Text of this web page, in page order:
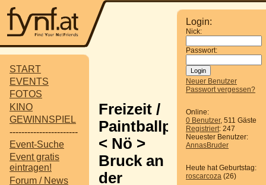
START
EVENTS
FOTOS
KINO
GEWINNSPIEL
-----------------------
Event-Suche
Event gratis
eintragen!
Forum / News
Login:
Nick:
Passwort:
Neuer Benutzer
Passwort vergessen?
Online:
0 Benutzer, 511 Gäste
Registriert: 247
Neuester Benutzer:
AnnasBruder
Heute hat Geburtstag:
roscarcoza (26)
Freizeit /
Paintballpark
< Nö >
Bruck an
der